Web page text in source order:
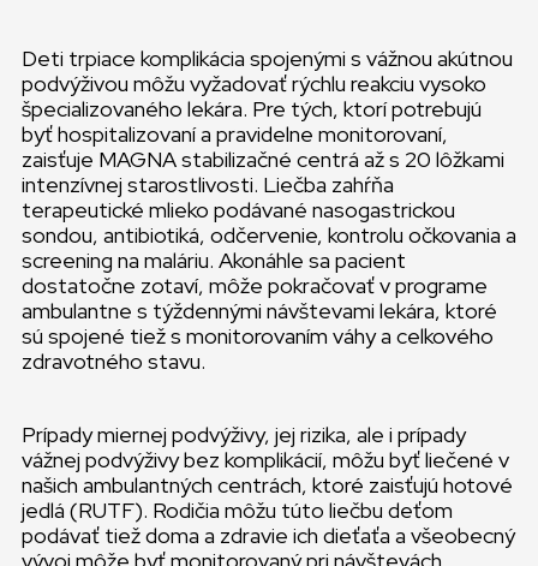
Deti trpiace komplikácia spojenými s vážnou akútnou
podvýživou môžu vyžadovať rýchlu reakciu vysoko
špecializovaného lekára. Pre tých, ktorí potrebujú
byť hospitalizovaní a pravidelne monitorovaní,
zaisťuje MAGNA stabilizačné centrá až s 20 lôžkami
intenzívnej starostlivosti. Liečba zahŕňa
terapeutické mlieko podávané nasogastrickou
sondou, antibiotiká, odčervenie, kontrolu očkovania a
screening na maláriu. Akonáhle sa pacient
dostatočne zotaví, môže pokračovať v programe
ambulantne s týždennými návštevami lekára, ktoré
sú spojené tiež s monitorovaním váhy a celkového
zdravotného stavu.
Prípady miernej podvýživy, jej rizika, ale i prípady
vážnej podvýživy bez komplikácií, môžu byť liečené v
našich ambulantných centrách, ktoré zaisťujú hotové
jedlá (RUTF). Rodičia môžu túto liečbu deťom
podávať tiež doma a zdravie ich dieťaťa a všeobecný
vývoj môže byť monitorovaný pri návštevách